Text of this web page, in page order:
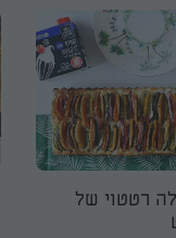
רטטוי של